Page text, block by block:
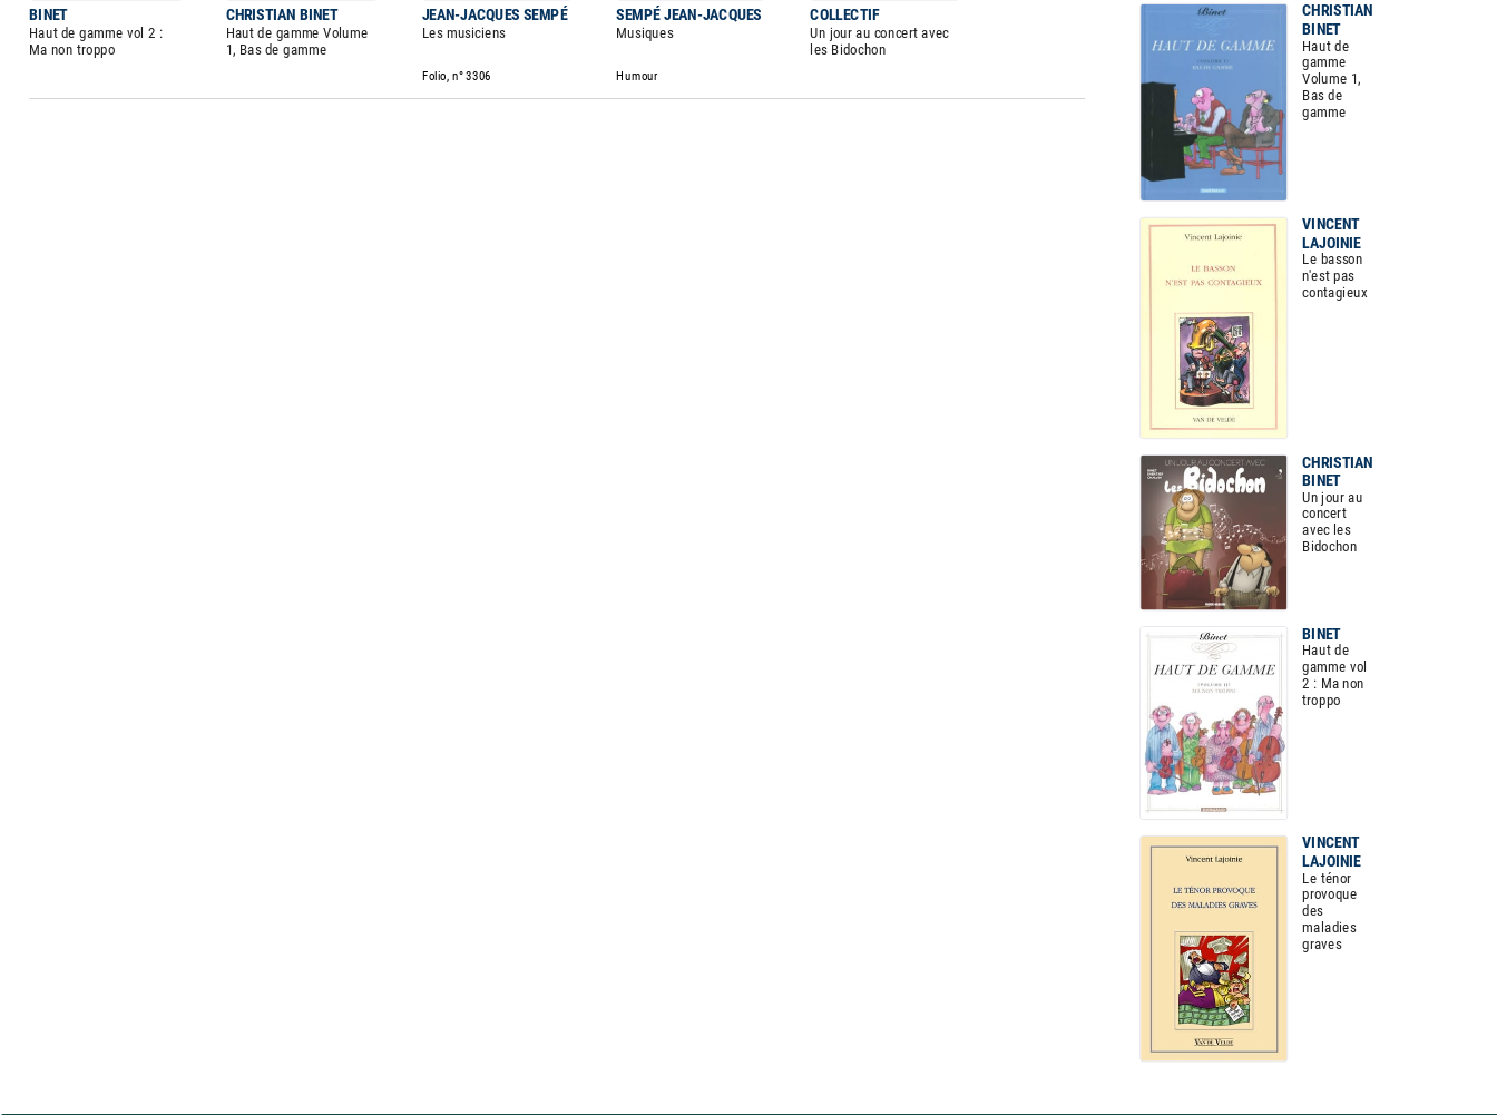
BINET CHRISTIAN BINET JEAN-JACQUES SEMPÉ SEMPÉ JEAN-JACQUES COLLECTIF
Haut de gamme vol 2 :
Ma non troppo
Haut de gamme Volume
1, Bas de gamme
Les musiciens Musiques
Un jour au concert avec
les Bidochon
Folio, n° 3306 Humour
CHRISTIAN
BINET
Haut de
gamme
Volume 1,
Bas de
gamme
VINCENT
LAJOINIE
Le basson
n'est pas
contagieux
CHRISTIAN
BINET
Un jour au
concert
avec les
Bidochon
BINET
Haut de
gamme vol
2 : Ma non
troppo
VINCENT
LAJOINIE
Le ténor
provoque
des
maladies
graves